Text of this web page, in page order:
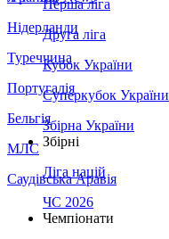
Нідерланди
Туреччина
Португалія
Бельгія
МЛС
Саудівська Аравія
Перша ліга
Друга ліга
Кубок України
Суперкубок України
Збірна України
Збірні
Ліга націй
ЧС 2026
Чемпіонати